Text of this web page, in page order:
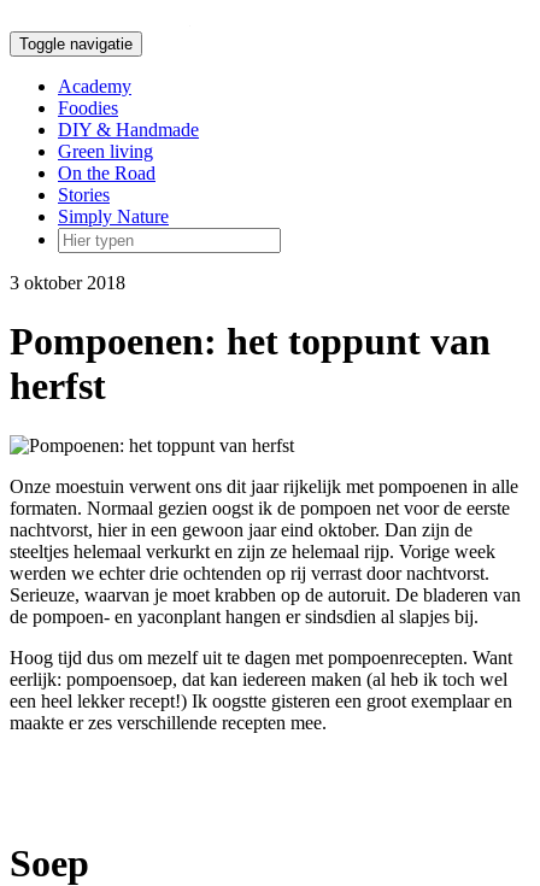
naar
inhoud
Toggle navigatie
Academy
Foodies
DIY & Handmade
Green living
On the Road
Stories
Simply Nature
3 oktober 2018
Pompoenen: het toppunt van
herfst
Onze moestuin verwent ons dit jaar rijkelijk met pompoenen in alle
formaten. Normaal gezien oogst ik de pompoen net voor de eerste
nachtvorst, hier in een gewoon jaar eind oktober. Dan zijn de
steeltjes helemaal verkurkt en zijn ze helemaal rijp. Vorige week
werden we echter drie ochtenden op rij verrast door nachtvorst.
Serieuze, waarvan je moet krabben op de autoruit. De bladeren van
de pompoen- en yaconplant hangen er sindsdien al slapjes bij.
Hoog tijd dus om mezelf uit te dagen met pompoenrecepten. Want
eerlijk: pompoensoep, dat kan iedereen maken (al heb ik toch wel
een heel lekker recept!) Ik oogstte gisteren een groot exemplaar en
maakte er zes verschillende recepten mee.
Soep